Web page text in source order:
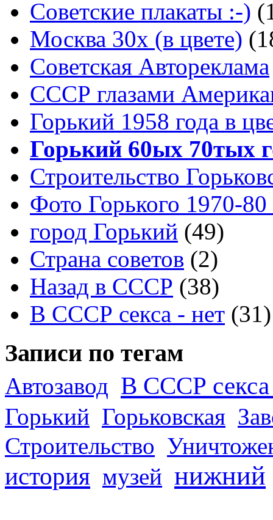
Советские плакаты :-)
Москва 30x (в цвете)
Советская Автореклама
СССР глазами
Горький 1958 года в
Горький 60ых 70тых
Строительство
Фото Горького 1970-80
город Горький (49)
Страна советов (2)
Назад в СССР (38)
В СССР секса - нет (31)
Записи по тегам
Автозавод В СССР секса
Горький Горьковская
Строительство
история музей нижний